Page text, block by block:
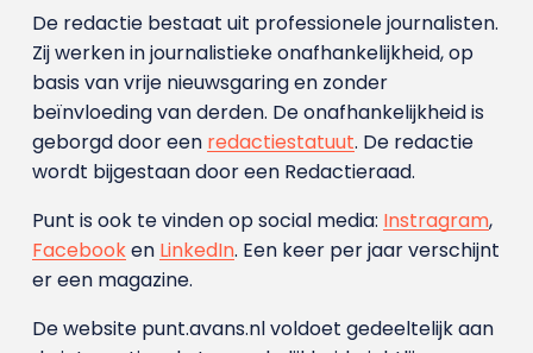
De redactie bestaat uit professionele journalisten.
Zij werken in journalistieke onafhankelijkheid, op
basis van vrije nieuwsgaring en zonder
beïnvloeding van derden. De onafhankelijkheid is
geborgd door een redactiestatuut. De redactie
wordt bijgestaan door een Redactieraad.
Punt is ook te vinden op social media: Instragram,
Facebooken LinkedIn. Een keer per jaar verschijnt
er een magazine.
De website punt.avans.nl voldoet gedeeltelijk aan